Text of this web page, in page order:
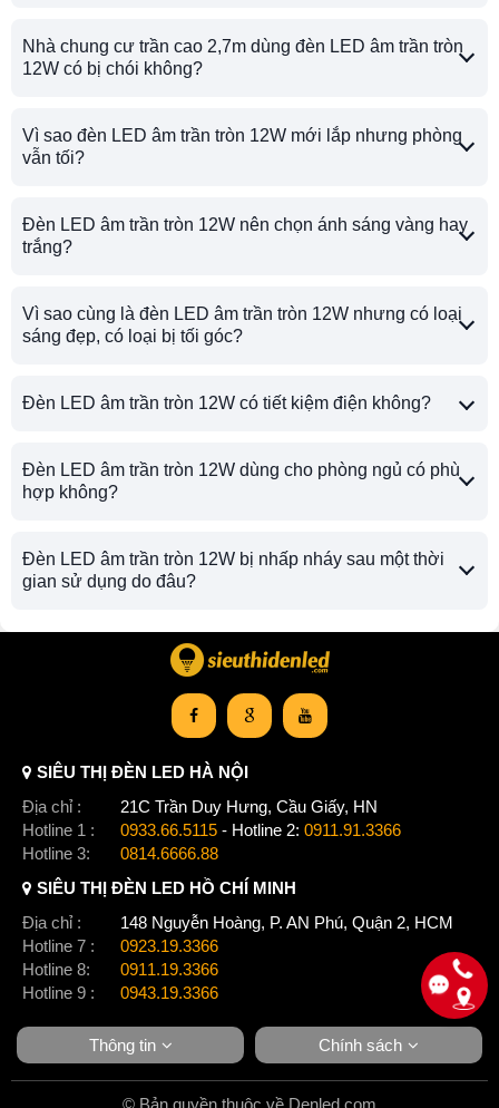
Nhà chung cư trần cao 2,7m dùng đèn LED âm trần tròn
12W có bị chói không?
Vì sao đèn LED âm trần tròn 12W mới lắp nhưng phòng
vẫn tối?
Đèn LED âm trần tròn 12W nên chọn ánh sáng vàng hay
trắng?
Vì sao cùng là đèn LED âm trần tròn 12W nhưng có loại
sáng đẹp, có loại bị tối góc?
Đèn LED âm trần tròn 12W có tiết kiệm điện không?
Đèn LED âm trần tròn 12W dùng cho phòng ngủ có phù
hợp không?
Đèn LED âm trần tròn 12W bị nhấp nháy sau một thời
gian sử dụng do đâu?
SIÊU THỊ ĐÈN LED HÀ NỘI
Địa chỉ :
21C Trần Duy Hưng, Cầu Giấy, HN
Hotline 1 :
0933.66.5115 - Hotline 2: 0911.91.3366
Hotline 3:
0814.6666.88
SIÊU THỊ ĐÈN LED HỒ CHÍ MINH
Địa chỉ :
148 Nguyễn Hoàng, P. AN Phú, Quận 2, HCM
Hotline 7 :
0923.19.3366
Hotline 8:
0911.19.3366
Hotline 9 :
0943.19.3366
Thông tin Chính sách
© Bản quyền thuộc về Denled.com